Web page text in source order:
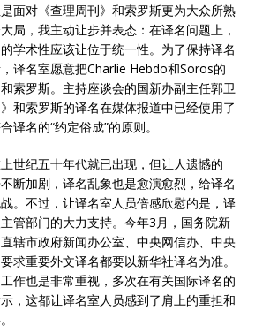
面对《查理周刊》和索罗斯更为大众所熟
局，我主动让步并表态：在译名问题上，
学术性应该让位于统一性。为了保持译名
译名室愿意把Charlie Hebdo和Soros的
索罗斯。主持座谈会的国新办副主任郭卫
和索罗斯的译名在媒体报道中已经使用了
译名的“约定俗成”的原则。
世纪五十年代就已出现，但让人遗憾的
断加剧，译名乱象也是愈演愈烈，给译名
。不过，让译名室人员倍感欣慰的是，译
管部门的大力支持。今年3月，国务院新
辖市政府新闻办公室、中央网信办、中央
求重要外文译名都要以新华社译名为准。
作也是非常重视，多次在有关国际译名的
，这都让译名室人员感到了肩上的重担和